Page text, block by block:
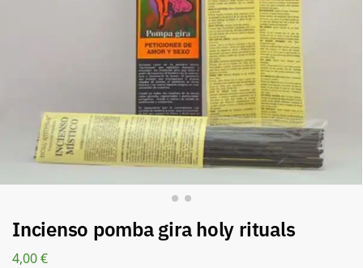
Incienso pomba gira holy rituals
4,00€